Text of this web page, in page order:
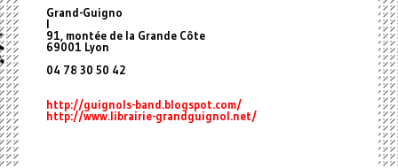
Grand-Guigno
l
91, montée de la Grande Côte
69001 Lyon
04 78 30 50 42
http://guignols-band.blogspot.com/
http://www.librairie-grandguignol.net/